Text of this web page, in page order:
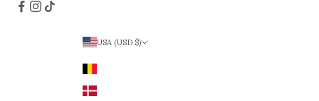
USA (USD $)
Dänemark (DKK)